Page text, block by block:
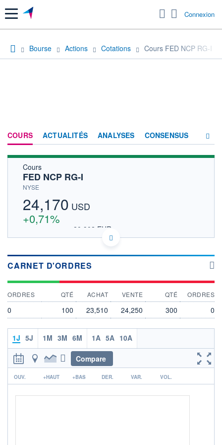
Menu Connexion
Bourse Actions Cotations Cours FED NCP RG-I
COURS ACTUALITÉS ANALYSES CONSENSUS
Cours
FED NCP RG-I
NYSE
24,170 USD
+0,71%
20,902 EUR
DONNÉES TEMPS DIFFÉRÉ
Politique d'exécution
23,9
24,2
OUVERTURE
24,170
CLÔTURE VEILLE
24,000
24,170 24,170
CARNET D'ORDRES
ORDRES QTÉ ACHAT VENTE QTÉ ORDRES
0 100 23,510 24,250 300 0
1J 5J 1M 3M 6M 1A 5A 10A
Compare
r
OUV. +HAUT +BAS DER. VAR. VOL.